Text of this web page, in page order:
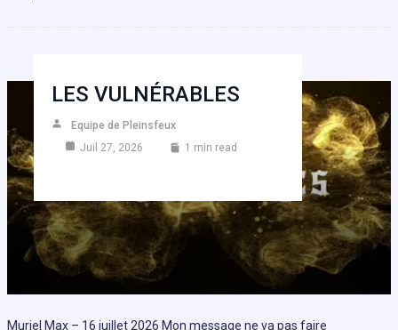
LES VULNÉRABLES
Equipe de Pleinsfeux
Juil 27, 2026
1 min read
Muriel Max – 16 juillet 2026 Mon message ne va pas faire